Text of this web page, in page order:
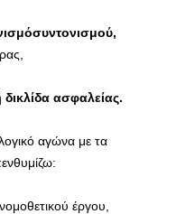
δικλίδα ασφαλείας.
αγώνα με τα
έργου,